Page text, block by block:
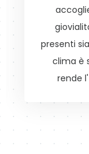
presenti
clima è
rende